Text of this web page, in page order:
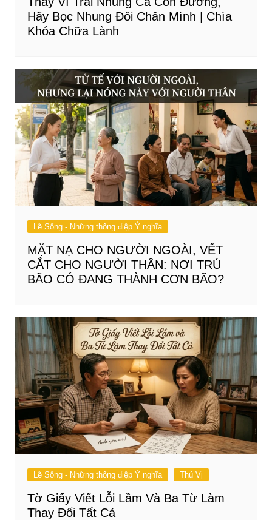
Hãy Bọc Nhung Đôi Chân Mình | Chìa
Khóa Chữa Lành
Lẽ Sống - Những thông điệp Ý nghĩa
MẶT NẠ CHO NGƯỜI NGOÀI, VẾT
CẮT CHO NGƯỜI THÂN: NƠI TRÚ
BÃO CÓ ĐANG THÀNH CƠN BÃO?
Lẽ Sống - Những thông điệp Ý nghĩa Thú Vị
Tờ Giấy Viết Lỗi Lầm Và Ba Từ Làm
Thay Đổi Tất Cả